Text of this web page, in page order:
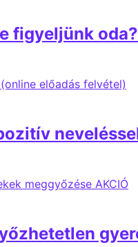
figyeljünk